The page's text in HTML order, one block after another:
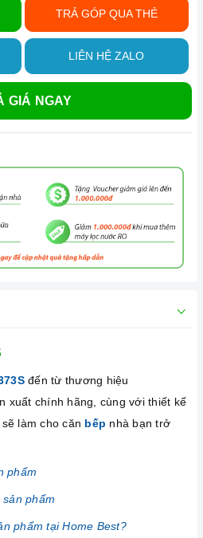
TRẢ GÓP QUA THẺ
LIÊN HỆ ZALO
GIÁ NGAY
đến từ thương hiệu
xuất chính hãng, cùng với thiết kế
làm cho căn bếp nhà bạn trở
phẩm
phẩm
phẩm tại Home Best?